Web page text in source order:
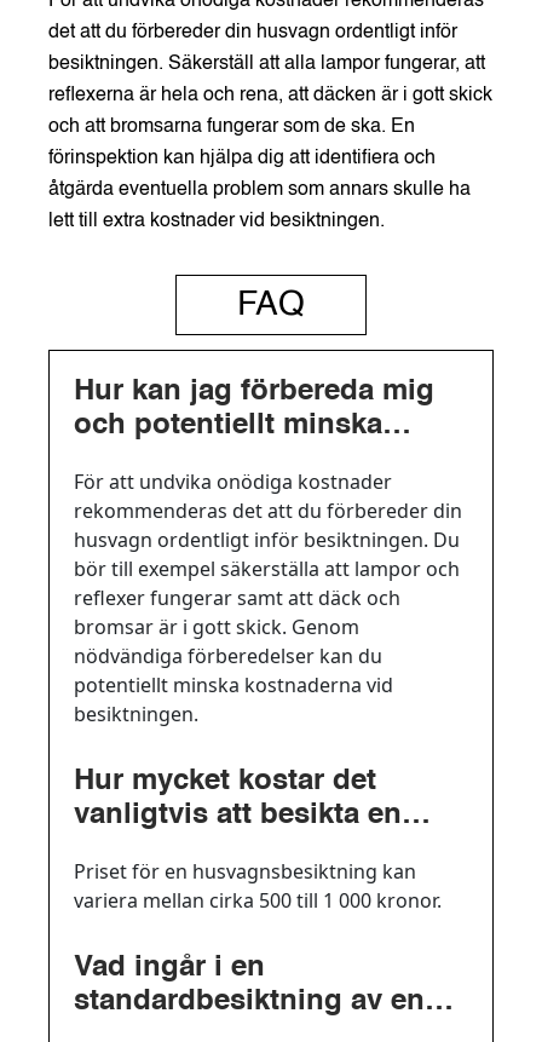
det att du förbereder din husvagn ordentligt inför
besiktningen. Säkerställ att alla lampor fungerar, att
reflexerna är hela och rena, att däcken är i gott skick
och att bromsarna fungerar som de ska. En
förinspektion kan hjälpa dig att identifiera och
åtgärda eventuella problem som annars skulle ha
lett till extra kostnader vid besiktningen.
FAQ
Hur kan jag förbereda mig
och potentiellt minska
husvagnsbesiktning?
För att undvika onödiga kostnader
rekommenderas det att du förbereder din
husvagn ordentligt inför besiktningen. Du
bör till exempel säkerställa att lampor och
reflexer fungerar samt att däck och
bromsar är i gott skick. Genom
nödvändiga förberedelser kan du
potentiellt minska kostnaderna vid
besiktningen.
Hur mycket kostar det
vanligtvis att besikta en
Priset för en husvagnsbesiktning kan
variera mellan cirka 500 till 1 000 kronor.
Vad ingår i en
standardbesiktning av en